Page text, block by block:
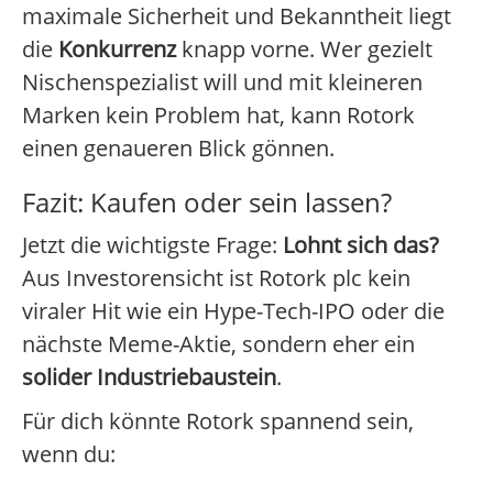
maximale Sicherheit und Bekanntheit liegt
die Konkurrenzknapp vorne. Wer gezielt
Nischenspezialist will und mit kleineren
Marken kein Problem hat, kann Rotork
einen genaueren Blick gönnen.
Fazit: Kaufen oder sein lassen?
Jetzt die wichtigste Frage: Lohnt sich das?
Aus Investorensicht ist Rotork plc kein
viraler Hit wie ein Hype-Tech-IPO oder die
nächste Meme-Aktie, sondern eher ein
solider Industriebaustein.
Für dich könnte Rotork spannend sein,
wenn du: